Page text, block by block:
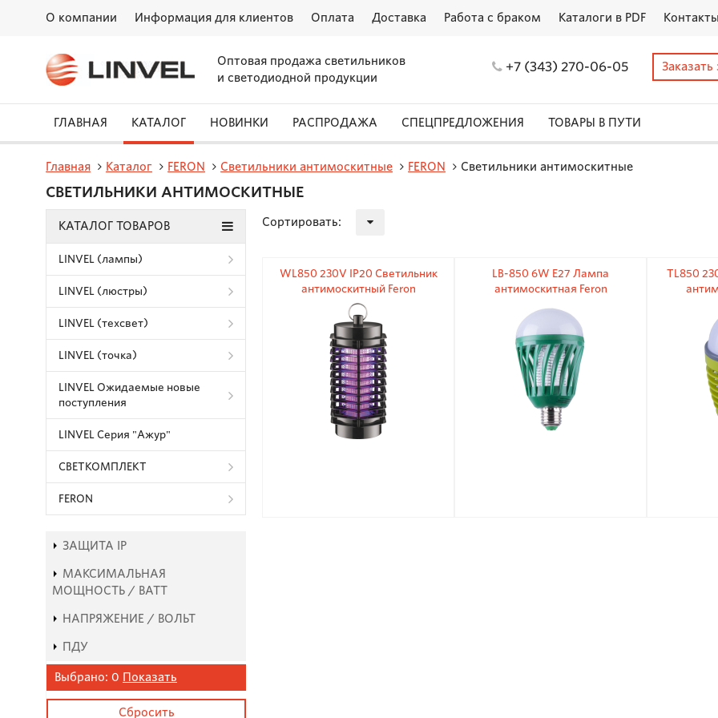
О компании Информация для клиентов Оплата Доставка Работа с браком Каталоги в PDF
Оптовая продажа светильников
и светодиодной продукции
+7 (343) 270-06-05 Заказать
ГЛАВНАЯ КАТАЛОГ НОВИНКИ РАСПРОДАЖА СПЕЦПРЕДЛОЖЕНИЯ ТОВАРЫ В ПУТИ
Главная Каталог FERON Светильники антимоскитные FERON Светильники антимоскитные
СВЕТИЛЬНИКИ АНТИМОСКИТНЫЕ
КАТАЛОГ ТОВАРОВ
LINVEL (лампы)
LINVEL (люстры)
LINVEL (техсвет)
LINVEL (точка)
LINVEL Ожидаемые новые
поступления
LINVEL Серия "Ажур"
СВЕТКОМПЛЕКТ
FERON
ЗАЩИТА IP
МАКСИМАЛЬНАЯ
МОЩНОСТЬ / ВАТТ
НАПРЯЖЕНИЕ / ВОЛЬТ
ПДУ
Выбрано: 0 Показать
Сортировать:
WL850 230V IP20 Светильник
антимоскитный Feron
105x105x190мм
LB-850 6W E27 Лампа
антимоскитная Feron
TL850